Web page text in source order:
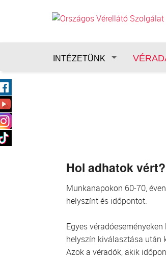
INTÉZETÜNK
Hol adhatok vért?
Munkanapokon 60-70,
helyszínt és időpontot.
Egyes
helyszín kiválasztása után
Azok a véradók, akik